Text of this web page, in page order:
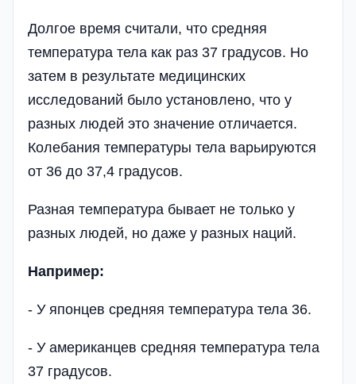
Долгое время считали, что средняя
температура тела как раз 37 градусов. Но
затем в результате медицинских
исследований было установлено, что у
разных людей это значение отличается.
Колебания температуры тела варьируются
от 36 до 37,4 градусов.
Разная температура бывает не только у
разных людей, но даже у разных наций.
Например:
- У японцев средняя температура тела 36.
- У американцев средняя температура тела
37 градусов.